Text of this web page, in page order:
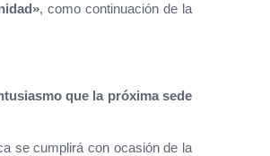
, como continuación de la
que la próxima sede
se cumplirá con ocasión de la